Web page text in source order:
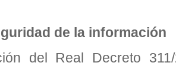
de la información
del Real Decreto